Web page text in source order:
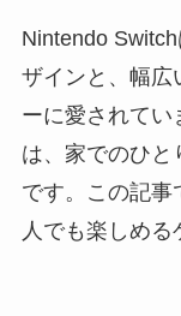
Nintendo
ザインと、幅広
ーに愛されてい
は、家でのひと
です。この記事
人でも楽しめる